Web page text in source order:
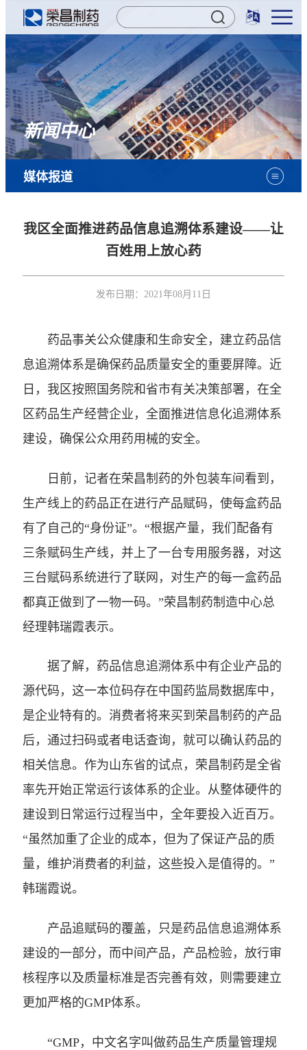
新闻中心
媒体报道
我区全面推进药品信息追溯体系建设——让
百姓用上放心药
发布日期： 2021年08月11日
药品事关公众健康和生命安全，建立药品信
息追溯体系是确保药品质量安全的重要屏障。近
日，我区按照国务院和省市有关决策部署，在全
区药品生产经营企业，全面推进信息化追溯体系
建设，确保公众用药用械的安全。
日前，记者在荣昌制药的外包装车间看到，
生产线上的药品正在进行产品赋码，使每盒药品
有了自己的“身份证”。“根据产量，我们配备有
三条赋码生产线，并上了一台专用服务器，对这
三台赋码系统进行了联网，对生产的每一盒药品
都真正做到了一物一码。”荣昌制药制造中心总
经理韩瑞霞表示。
据了解，药品信息追溯体系中有企业产品的
源代码，这一本位码存在中国药监局数据库中，
是企业特有的。消费者将来买到荣昌制药的产品
后，通过扫码或者电话查询，就可以确认药品的
相关信息。作为山东省的试点，荣昌制药是全省
率先开始正常运行该体系的企业。从整体硬件的
建设到日常运行过程当中，全年要投入近百万。
“虽然加重了企业的成本，但为了保证产品的质
量，维护消费者的利益，这些投入是值得的。”
韩瑞霞说。
产品追赋码的覆盖，只是药品信息追溯体系
建设的一部分，而中间产品，产品检验，放行审
核程序以及质量标准是否完善有效，则需要建立
更加严格的GMP体系。
“GMP，中文名字叫做药品生产质量管理规